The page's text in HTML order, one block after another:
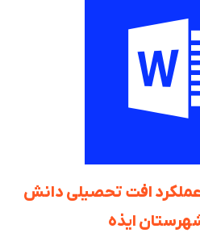
افت تحصیلی دانش
ایذه